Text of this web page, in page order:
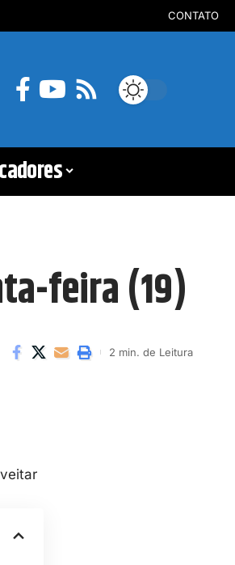
CONTATO
feira (19)
2 min. de Leitura